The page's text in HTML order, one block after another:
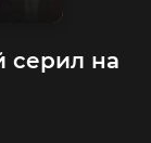
серил на